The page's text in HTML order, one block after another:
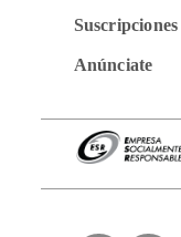
Suscripciones
Anúnciate